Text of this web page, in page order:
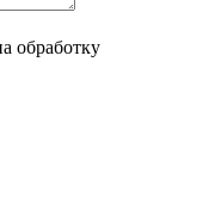
обработку